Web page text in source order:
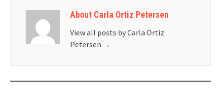
About Carla Ortiz Petersen
View all posts by Carla Ortiz
Petersen →